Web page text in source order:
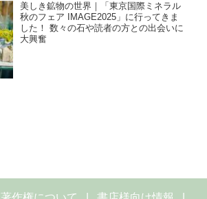
美しき鉱物の世界｜「東京国際ミネラル
秋のフェア IMAGE2025」に行ってきま
した！ 数々の石や読者の方との出会いに
大興奮